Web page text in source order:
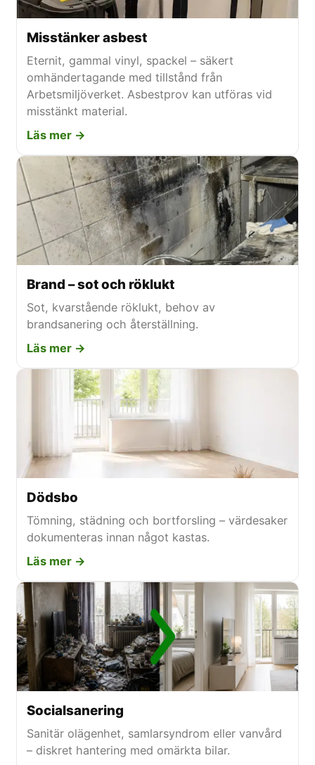
Misstänker asbest
Eternit, gammal vinyl, spackel – säkert
omhändertagande med tillstånd från
Arbetsmiljöverket. Asbestprov kan utföras vid
misstänkt material.
Läs mer →
Brand – sot och röklukt
Sot, kvarstående röklukt, behov av
brandsanering och återställning.
Läs mer →
Dödsbo
Tömning, städning och bortforsling – värdesaker
dokumenteras innan något kastas.
Läs mer →
Socialsanering
Sanitär olägenhet, samlarsyndrom eller vanvård
– diskret hantering med omärkta bilar.